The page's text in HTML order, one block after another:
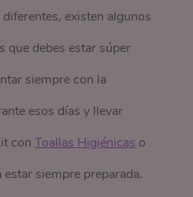
existen algunos
que debes estar súper
siempre con la
esos días y llevar
conToallas Higiénicas o
siempre preparada.